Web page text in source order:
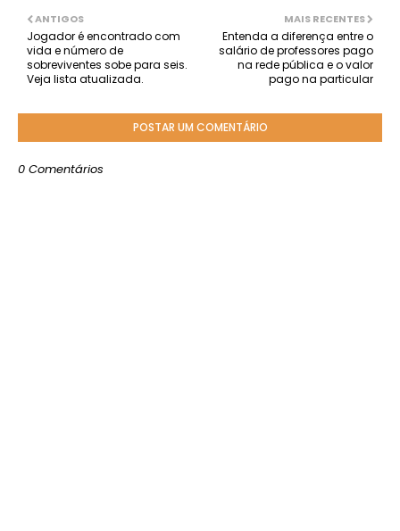
MAIS RECENTES
Entenda a diferença entre o
salário de professores pago
na rede pública e o valor
pago na particular
ANTIGOS
Jogador é encontrado com
vida e número de
sobreviventes sobe para seis.
Veja lista atualizada.
POSTAR UM COMENTÁRIO
0 Comentários